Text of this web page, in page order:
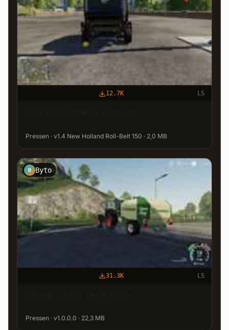
12.7K LS
Pressen · v1.4 New Holland Roll-Belt 150 · 2,0 MB
B Byto
31.3K LS
Pressen · v1.0.0.0 · 22,3 MB